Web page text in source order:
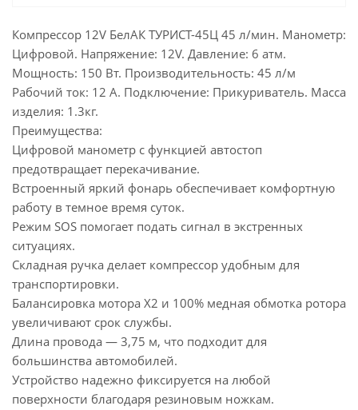
Компрессор 12V БелАК ТУРИСТ-45Ц 45 л/мин. Манометр:
Цифровой. Напряжение: 12V. Давление: 6 атм.
Мощность: 150 Вт. Производительность: 45 л/м
Рабочий ток: 12 A. Подключение: Прикуриватель. Масса
изделия: 1.3кг.
Преимущества:
Цифровой манометр с функцией автостоп
предотвращает перекачивание.
Встроенный яркий фонарь обеспечивает комфортную
работу в темное время суток.
Режим SOS помогает подать сигнал в экстренных
ситуациях.
Складная ручка делает компрессор удобным для
транспортировки.
Балансировка мотора Х2 и 100% медная обмотка ротора
увеличивают срок службы.
Длина провода — 3,75 м, что подходит для
большинства автомобилей.
Устройство надежно фиксируется на любой
поверхности благодаря резиновым ножкам.